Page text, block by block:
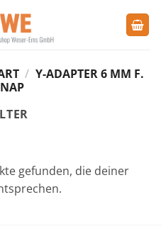
/ Y-ADAPTER 6 MM F.
gefunden, die deiner